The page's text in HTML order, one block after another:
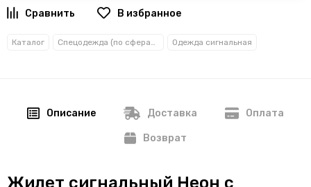
В избранное
Каталог Спецодежда (по сферам деятельности) Одежда сигнальная
Описание Доставка Оплата
Возврат
Жилет сигнальный Неон с